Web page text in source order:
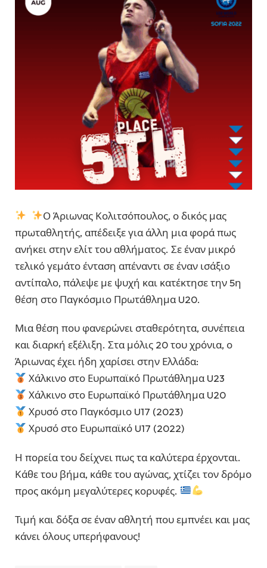
Ο Άριωνας Κολιτσόπουλος, ο δικός μας
πρωταθλητής, απέδειξε για άλλη μια φορά πως
ανήκει στην ελίτ του αθλήματος. Σε έναν μικρό
τελικό γεμάτο ένταση απέναντι σε έναν ισάξιο
αντίπαλο, πάλεψε με ψυχή και κατέκτησε την 5η
θέση στο Παγκόσμιο Πρωτάθλημα U20.
Μια θέση που φανερώνει σταθερότητα, συνέπεια
και διαρκή εξέλιξη. Στα μόλις 20 του χρόνια, ο
Άριωνας έχει ήδη χαρίσει στην Ελλάδα:
Χάλκινο στο Ευρωπαϊκό Πρωτάθλημα U23
Χάλκινο στο Ευρωπαϊκό Πρωτάθλημα U20
Χρυσό στο Παγκόσμιο U17 (2023)
Χρυσό στο Ευρωπαϊκό U17 (2022)
Η πορεία του δείχνει πως τα καλύτερα έρχονται.
Κάθε του βήμα, κάθε του αγώνας, χτίζει τον δρόμο
προς ακόμη μεγαλύτερες κορυφές.
Τιμή και δόξα σε έναν αθλητή που εμπνέει και μας
κάνει όλους υπερήφανους!